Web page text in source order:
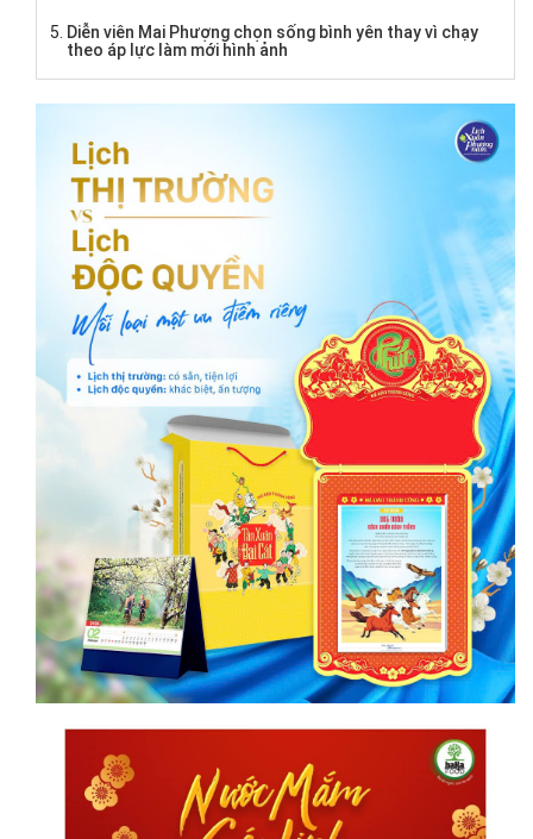
Diễn viên Mai Phượng chọn sống bình yên thay vì chạy
theo áp lực làm mới hình ảnh